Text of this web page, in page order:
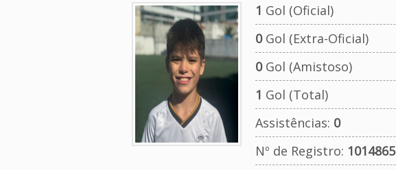
1 Gol (Oficial)
0Gol (Extra-Oficial)
0Gol (Amistoso)
1 Gol (Total)
Assistências: 0
Nº de Registro: 1014865